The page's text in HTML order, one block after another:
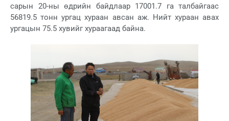
сарын 20-ны өдрийн байдлаар 17001.7 га талбайгаас
56819.5 тонн ургац хураан авсан аж. Нийт хураан авах
ургацын 75.5 хувийг хураагаад байна.